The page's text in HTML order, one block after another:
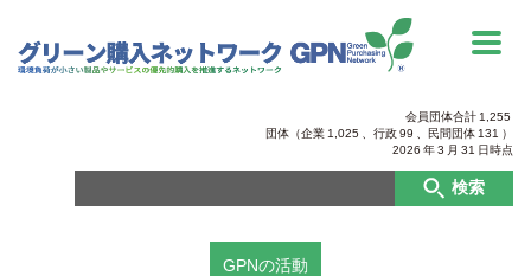
会員団体合計 1,255
団体（企業 1,025 、行政99 民間団体 131 ）
2026 年3 月 31 日時点
検索
GPNの活動